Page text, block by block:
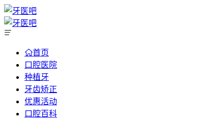
首页
口腔医院
种植牙
牙齿矫正
优惠活动
口腔百科